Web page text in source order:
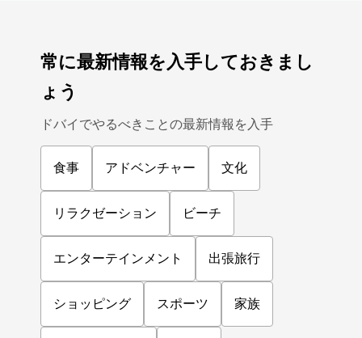
常に最新情報を入手しておきまし
ょう
ドバイでやるべきことの最新情報を入手
食事 アドベンチャー 文化
リラクゼーション ビーチ
エンターテインメント 出張旅行
ショッピング スポーツ 家族